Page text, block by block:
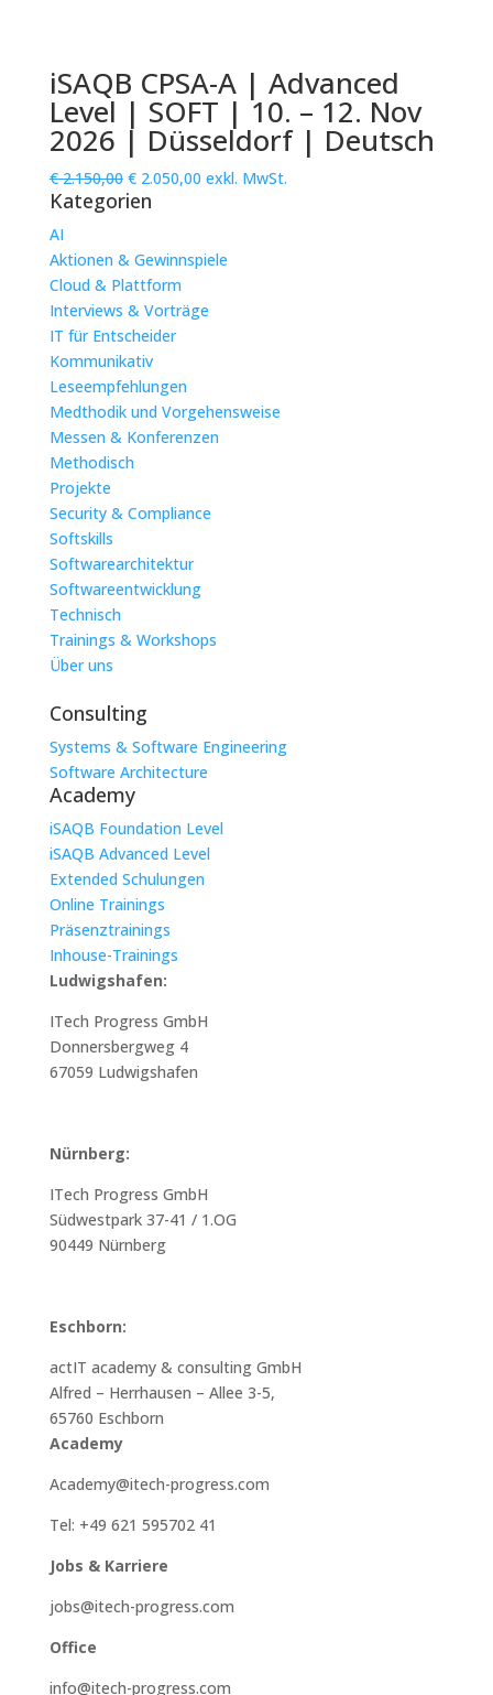
iSAQB CPSA-A | Advanced
Level | SOFT | 10. – 12. Nov
2026 | Düsseldorf | Deutsch
€2.150,00 Ursprünglicher
Preis
€ 2.150,00
€2.050,00Aktueller
€ 2.050,00.
exkl. MwSt.
Kategorien
AI
Aktionen & Gewinnspiele
Cloud & Plattform
Interviews & Vorträge
IT für Entscheider
Kommunikativ
Leseempfehlungen
Medthodik und Vorgehensweise
Messen & Konferenzen
Methodisch
Projekte
Security & Compliance
Softskills
Softwarearchitektur
Softwareentwicklung
Technisch
Trainings & Workshops
Über uns
Consulting
Systems & Software Engineering
Software Architecture
Academy
iSAQB Foundation Level
iSAQB Advanced Level
Extended Schulungen
Online Trainings
Präsenztrainings
Inhouse-Trainings
Ludwigshafen:
ITech Progress GmbH
Donnersbergweg 4
67059 Ludwigshafen
Nürnberg:
ITech Progress GmbH
Südwestpark 37-41 / 1.OG
90449 Nürnberg
Eschborn:
actIT academy & consulting GmbH
Alfred – Herrhausen – Allee 3-5,
65760 Eschborn
Academy
Academy@itech-progress.com
Tel: +49 621 595702 41
Jobs & Karriere
jobs@itech-progress.com
Office
info@itech-progress.com